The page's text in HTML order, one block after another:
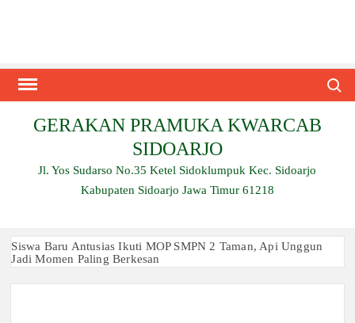
GERAKAN PRAMUKA KWARCAB
SIDOARJO
Jl. Yos Sudarso No.35 Ketel Sidoklumpuk Kec. Sidoarjo
Kabupaten Sidoarjo Jawa Timur 61218
Siswa Baru Antusias Ikuti MOP SMPN 2 Taman, Api Unggun
Jadi Momen Paling Berkesan